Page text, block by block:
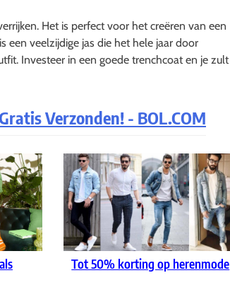
Het is perfect voor het creëren van een
een veelzijdige jas die het hele jaar door
Investeer in een goede trenchcoat en je zult
Verzonden! - BOL.COM
Tot 50% korting op herenmode